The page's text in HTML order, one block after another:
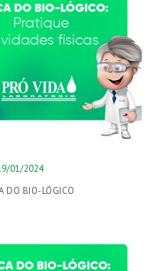
01/2024
DO BIO-LÓGICO